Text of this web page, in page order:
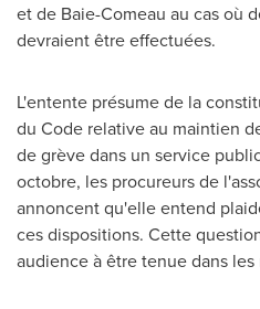
et de Baie-Comeau au cas où
devraient être effectuées.
L'entente présume de la
du Code relative au maintien
de grève dans un service
octobre, les procureurs de
annoncent qu'elle entend
ces dispositions. Cette
audience à être tenue dans